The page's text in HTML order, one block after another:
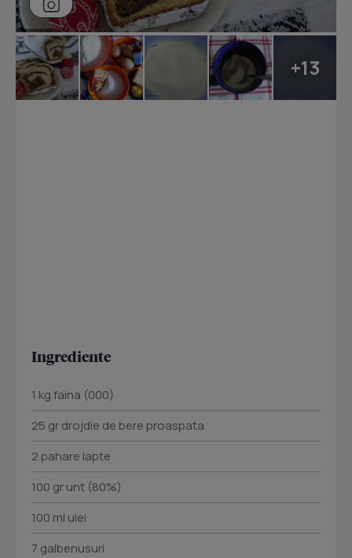
+13
Ingrediente
1 kg faina (000)
25 gr drojdie de bere proaspata
2 pahare lapte
100 gr unt (80%)
100 ml ulei
7 galbenusuri